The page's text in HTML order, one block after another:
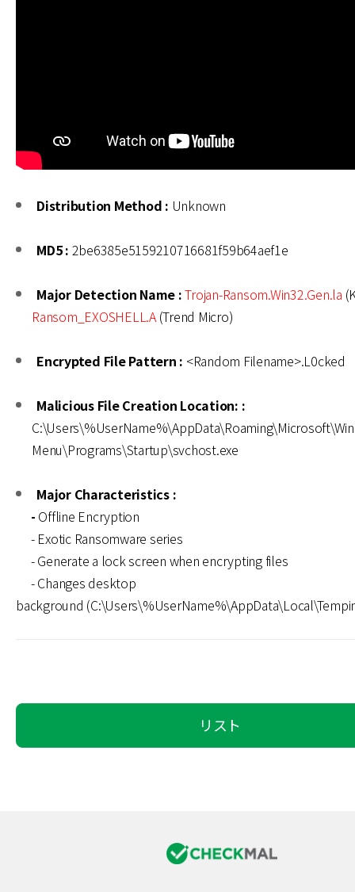
Distribution Method : Unknown
MD5 : 2be6385e5159210716681f59b64aef1e
Major Detection Name :Trojan-Ransom.Win32.Gen.la
Ransom_EXOSHELL.A(Trend Micro)
Encrypted File Pattern : <Random Filename>.L0cked
Malicious File Creation Location: :
Menu\Programs\Startup\svchost.exe
Major Characteristics :
- Offline Encryption
- Exotic Ransomware series
- Generate a lock screen when encrypting files
- Changes desktop
background
リスト